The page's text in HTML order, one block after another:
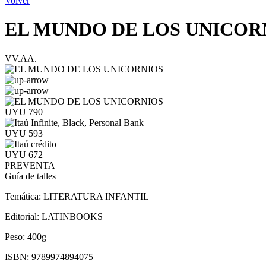
EL MUNDO DE LOS
VV.AA.
UYU 790
UYU 593
UYU 672
PREVENTA
Guía de talles
Temática: LITERATURA INFANTIL
Editorial: LATINBOOKS
Peso: 400g
ISBN: 9789974894075